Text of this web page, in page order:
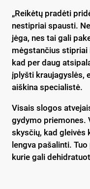
„Reikėtų pradėti
nestipriai spausti.
jėga, nes tai gali
mėgstančius stipriai
kad per daug
įplyšti kraujagyslės,
aiškina specialistė.
Visais slogos
gydymo priemones.
skysčių, kad gleivės
lengva pašalinti.
kurie gali